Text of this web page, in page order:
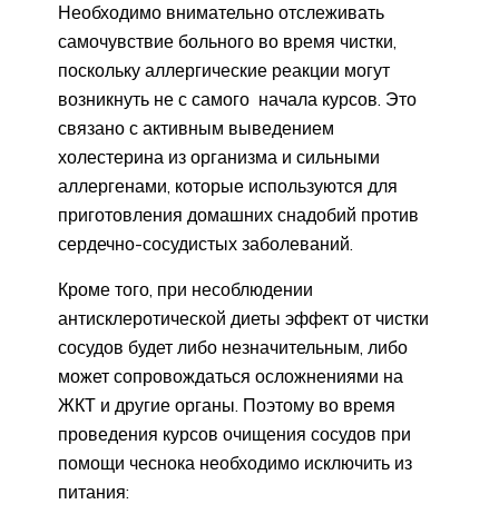
Необходимо внимательно отслеживать
самочувствие больного во время чистки,
поскольку аллергические реакции могут
возникнуть не с самого начала курсов. Это
связано с активным выведением
холестерина из организма и сильными
аллергенами, которые используются для
приготовления домашних снадобий против
сердечно-сосудистых заболеваний.
Кроме того, при несоблюдении
антисклеротической диеты эффект от чистки
сосудов будет либо незначительным, либо
может сопровождаться осложнениями на
ЖКТ и другие органы. Поэтому во время
проведения курсов очищения сосудов при
помощи чеснока необходимо исключить из
питания: